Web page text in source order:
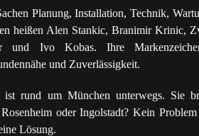
Planung, Installation, Technik,
heißen Alen Stankic, Branimir Krinic,
und Ivo Kobas. Ihre
und Zuverlässigkeit.
ist rund um München unterwegs. Sie
oder Ingolstadt? Kein
Lösung.